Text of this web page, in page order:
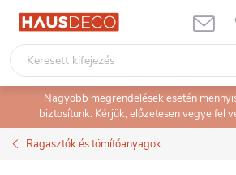
Ugrás
tartalomhoz
Nagyobb megrendelések esetén
biztosítunk. Kérjük, előzetesen vegye fel
Ragasztók és tömítőanyagok